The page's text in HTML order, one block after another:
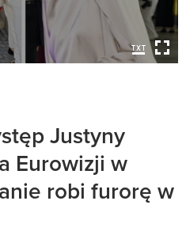
Justyny
Eurowizji w
robi furorę w